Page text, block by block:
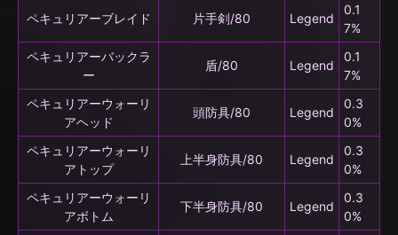
ペキュリアーブレイド 片手剣/80 Legend
0.1
7%
ペキュリアーバックラ
ー
盾/80 Legend
0.1
7%
ペキュリアーウォーリ
アヘッド
頭防具/80 Legend
0.3
0%
ペキュリアーウォーリ
アトップ
上半身防具/80 Legend
0.3
0%
ペキュリアーウォーリ
アボトム
下半身防具/80 Legend
0.3
0%